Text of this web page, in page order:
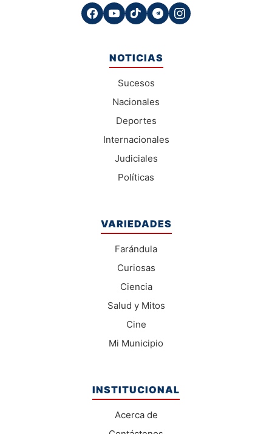
NOTICIAS
Sucesos
Nacionales
Deportes
Internacionales
Judiciales
Políticas
VARIEDADES
Farándula
Curiosas
Ciencia
Salud y Mitos
Cine
Mi Municipio
INSTITUCIONAL
Acerca de